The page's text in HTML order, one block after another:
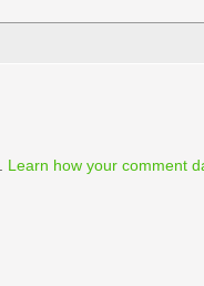
Learn how your comment